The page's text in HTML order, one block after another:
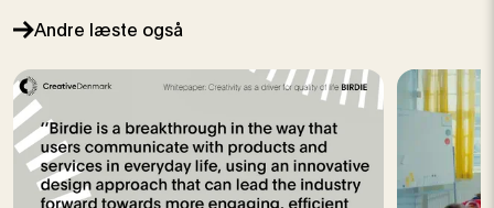
Andre læste også